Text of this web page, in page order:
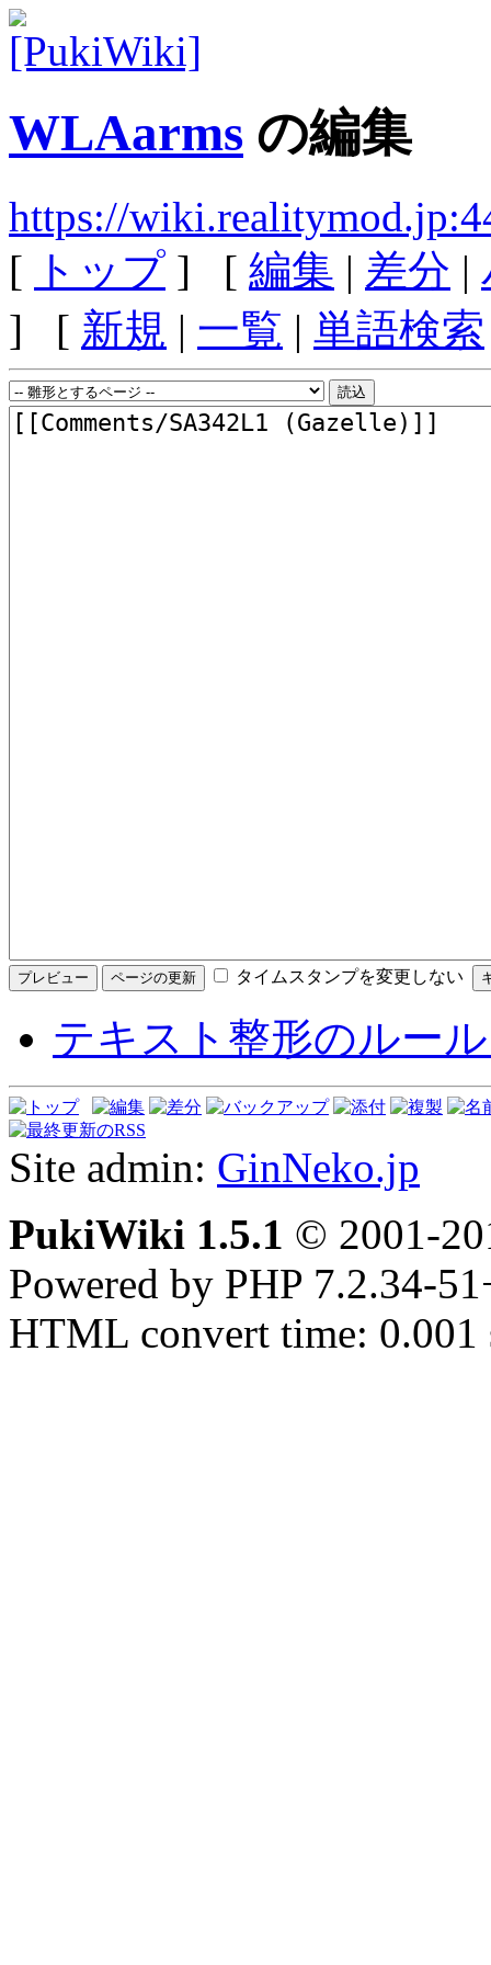
WLAarms の編集
https://
[ トップ ] [ 編集 | 差分 |
] [ 新規 | 一覧 | 単語検索
タイムスタンプを変更しない
テキスト整形のルー
Site admin: GinNeko.jp
PukiWiki 1.5.1 © 2001-
Powered by PHP 7.2.34-
HTML convert time: 0.001